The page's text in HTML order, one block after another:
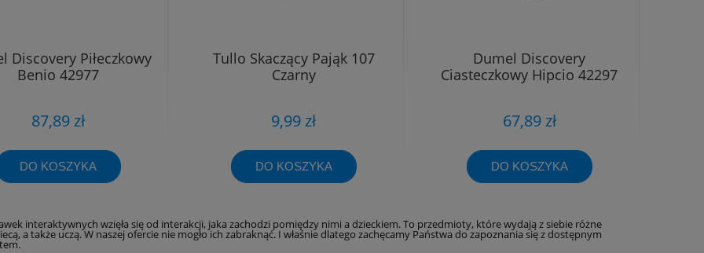
Discovery Piłeczkowy
Benio 42977
87,89 zł
DO KOSZYKA
Tullo Skaczący Pająk 107
Czarny
9,99 zł
DO KOSZYKA
Dumel Discovery
Ciasteczkowy Hipcio 42297
67,89 zł
DO KOSZYKA
interaktywnych wzięła się od interakcji, jaka zachodzi pomiędzy nimi a dzieckiem. To przedmioty, które wydają z siebie różne
a także uczą. W naszej ofercie nie mogło ich zabraknąć. I właśnie dlatego zachęcamy Państwa do zapoznania się z dostępnym